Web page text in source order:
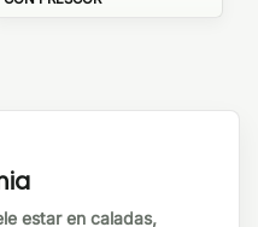
estar en caladas,